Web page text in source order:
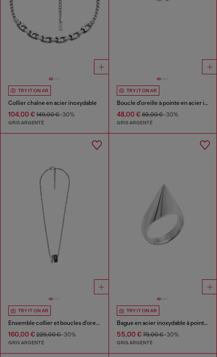
TRY IT ON AR
Collier chaîne en acier inoxydable
104,00 € 149,00 €-30%
GRIS ARGENTÉ
TRY IT ON AR
Boucle d'oreille à pointe en acier inoxydable
48,00 €69,00 €-30%
GRIS ARGENTÉ
TRY IT ON AR
Ensemble collier et boucles d'oreilles en acier inoxydable
160,00 € 229,00 €-30%
GRIS ARGENTÉ
TRY IT ON AR
Bague en acier inoxydable à pointes
55,00 €79,00 €-30%
GRIS ARGENTÉ